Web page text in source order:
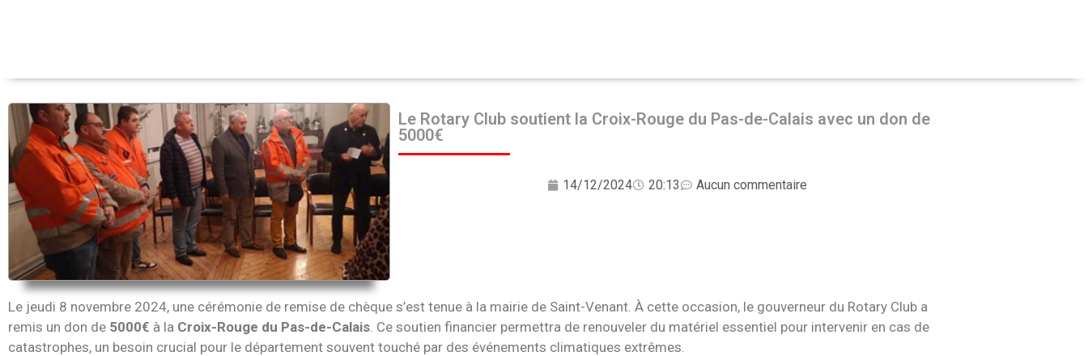
Le Rotary Club soutient la Croix-Rouge du Pas-de-Calais avec un don de
5000€
14/12/2024 20:13 Aucun commentaire
Le jeudi 8 novembre 2024, une cérémonie de remise de chèque s’est tenue à la mairie de Saint-Venant. À cette occasion, le gouverneur du Rotary Club a
remis un don de 5000€ à la Croix-Rouge du Pas-de-Calais . Ce soutien financier permettra de renouveler du matériel essentiel pour intervenir en cas de
catastrophes, un besoin crucial pour le département souvent touché par des événements climatiques extrêmes.